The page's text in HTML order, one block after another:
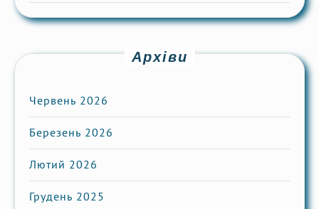
Архіви
Червень 2026
Березень 2026
Лютий 2026
Грудень 2025